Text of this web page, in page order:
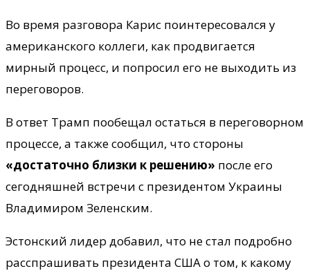
Во время разговора Карис поинтересовался у
американского коллеги, как продвигается
мирный процесс, и попросил его не выходить из
переговоров.
В ответ Трамп пообещал остаться в переговорном
процессе, а также сообщил, что стороны
«достаточно близки к решению» после его
сегодняшней встречи с президентом Украины
Владимиром Зеленским.
Эстонский лидер добавил, что не стал подробно
расспрашивать президента США о том, к какому